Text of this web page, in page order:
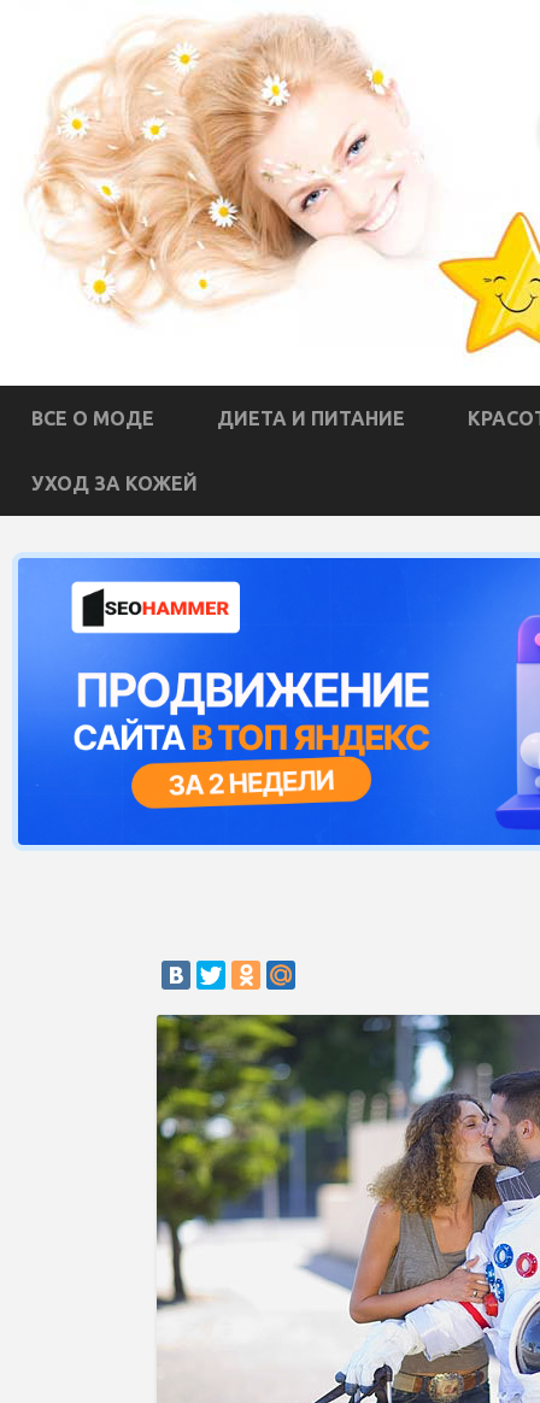
ВСЕ О МОДЕ ДИЕТА И ПИТАНИЕ
УХОД ЗА КОЖЕЙ